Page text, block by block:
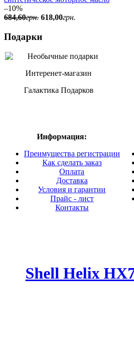
–10%
684,60грн. 618,00грн.
Подарки
Интеренет-магазин
Галактика Подарков
Информация:
Преимущества регистрации
Как сделать заказ
Оплата
Доставка
Условия и гарантии
Прайс - лист
Контакты
Shell Helix